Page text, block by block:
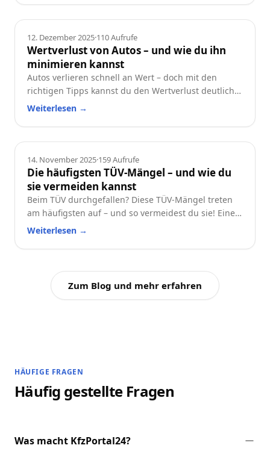
Ratgeber
12. Dezember 2025·110Aufrufe
Wertverlust von Autos – und wie du ihn
minimieren kannst
Autos verlieren schnell an Wert – doch mit den
richtigen Tipps kannst du den Wertverlust deutlich
reduzieren. Erfahre, welche Faktoren besonders
wertstabil hältst.
Weiterlesen →
Ratgeber
14. November 2025·159Aufrufe
Die häufigsten TÜV-Mängel – und wie du
sie vermeiden kannst
Beim TÜV durchgefallen? Diese TÜV-Mängel treten
am häufigsten auf – und so vermeidest du sie! Eine
praktische Checkliste für alle Autofahrer.
Weiterlesen →
Zum Blog und mehr erfahren
HÄUFIGE FRAGEN
Häufig gestellte Fragen
Was macht KfzPortal24?